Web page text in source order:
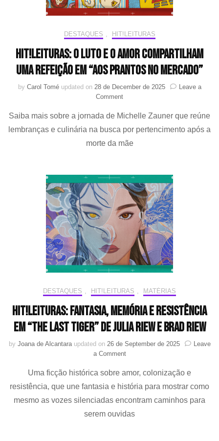
Byeon
Woo
DESTAQUES HIT!LEITURAS
HIT!Leituras: O luto e o amor compartilham
uma refeição em “Aos Prantos no Mercado”
by Carol Tomé updated on 28 de December de 2025
Leave a
Commenton
O
e
o
uma
refeição
em
“Aos
Prantos
Mercado”
Saiba mais sobre a jornada de Michelle Zauner que reúne
lembranças e culinária na busca por pertencimento após a
morte da mãe
DESTAQUES HIT!LEITURAS MATÉRIAS
HIT!Leituras: Fantasia, memória e resistência
em “The Last Tiger” de Julia Riew e Brad Riew
by Joana de Alcantara updated on 26 de September de 2025
Leave
a Commenton
Fantasia,
memória
resistência
em
Uma ficção histórica sobre amor, colonização e
resistência, que une fantasia e história para mostrar como
mesmo as vozes silenciadas encontram caminhos para
serem ouvidas